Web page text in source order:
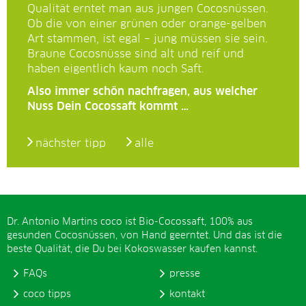
Qualität erntet man aus jungen Cocosnüssen.
Ob die von einer grünen oder orange-gelben
Art stammen, ist egal – jung müssen sie sein.
Braune Cocosnüsse sind alt und reif und
haben eigentlich kaum noch Saft.
Also immer schön nachfragen, aus welcher
Nuss Dein Cocossaft kommt …
nächster tipp alle
Dr. Antonio Martins coco ist Bio-Cocossaft, 100% aus
gesunden Cocosnüssen, von Hand geerntet. Und das ist die
beste Qualität, die Du bei Kokoswasser kaufen kannst.
FAQs
coco tipps
presse
kontakt